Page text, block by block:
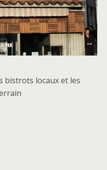
bistrots locaux et les